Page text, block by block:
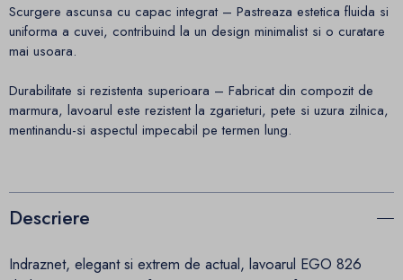
Scurgere ascunsa cu capac integrat – Pastreaza estetica fluida si
uniforma a cuvei, contribuind la un design minimalist si o curatare
mai usoara.
Durabilitate si rezistenta superioara – Fabricat din compozit de
marmura, lavoarul este rezistent la zgarieturi, pete si uzura zilnica,
mentinandu-si aspectul impecabil pe termen lung.
Descriere
Indraznet, elegant si extrem de actual, lavoarul EGO 826